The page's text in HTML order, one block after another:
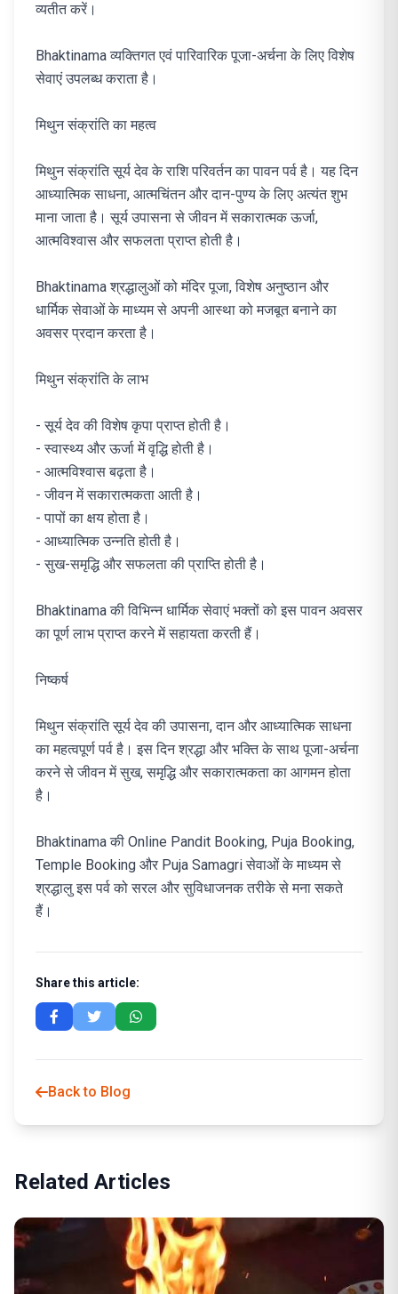
व्यतीत करें।
Bhaktinama व्यक्तिगत एवं पारिवारिक पूजा-अर्चना के लिए विशेष
सेवाएं उपलब्ध कराता है।
मिथुन संक्रांति का महत्व
मिथुन संक्रांति सूर्य देव के राशि परिवर्तन का पावन पर्व है। यह दिन
आध्यात्मिक साधना, आत्मचिंतन और दान-पुण्य के लिए अत्यंत शुभ
माना जाता है। सूर्य उपासना से जीवन में सकारात्मक ऊर्जा,
आत्मविश्वास और सफलता प्राप्त होती है।
Bhaktinama श्रद्धालुओं को मंदिर पूजा, विशेष अनुष्ठान और
धार्मिक सेवाओं के माध्यम से अपनी आस्था को मजबूत बनाने का
अवसर प्रदान करता है।
मिथुन संक्रांति के लाभ
- सूर्य देव की विशेष कृपा प्राप्त होती है।
- स्वास्थ्य और ऊर्जा में वृद्धि होती है।
- आत्मविश्वास बढ़ता है।
- जीवन में सकारात्मकता आती है।
- पापों का क्षय होता है।
- आध्यात्मिक उन्नति होती है।
- सुख-समृद्धि और सफलता की प्राप्ति होती है।
Bhaktinama की विभिन्न धार्मिक सेवाएं भक्तों को इस पावन अवसर
का पूर्ण लाभ प्राप्त करने में सहायता करती हैं।
निष्कर्ष
मिथुन संक्रांति सूर्य देव की उपासना, दान और आध्यात्मिक साधना
का महत्वपूर्ण पर्व है। इस दिन श्रद्धा और भक्ति के साथ पूजा-अर्चना
करने से जीवन में सुख, समृद्धि और सकारात्मकता का आगमन होता
है।
Bhaktinama की Online Pandit Booking, Puja Booking,
Temple Booking और Puja Samagri सेवाओं के माध्यम से
श्रद्धालु इस पर्व को सरल और सुविधाजनक तरीके से मना सकते
हैं।
Share this article:
Back to Blog
Related Articles